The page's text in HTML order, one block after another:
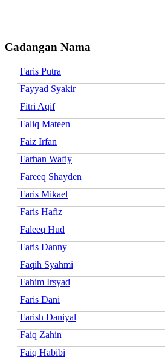
Cadangan Nama
Faris Putra
Fayyad Syakir
Fitri Aqif
Faliq Mateen
Faiz Irfan
Farhan Wafiy
Fareeq Shayden
Faris Mikael
Faris Hafiz
Faleeq Hud
Faris Danny
Faqih Syahmi
Fahim Irsyad
Faris Dani
Farish Daniyal
Faiq Zahin
Faiq Habibi